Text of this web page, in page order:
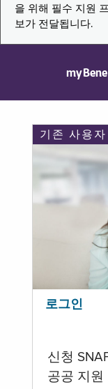
을 위해 필수 지원
보가 전달됩니다.
기존 사용자
로그인
신청
공공 지원